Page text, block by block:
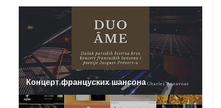
Концерт француских шансона